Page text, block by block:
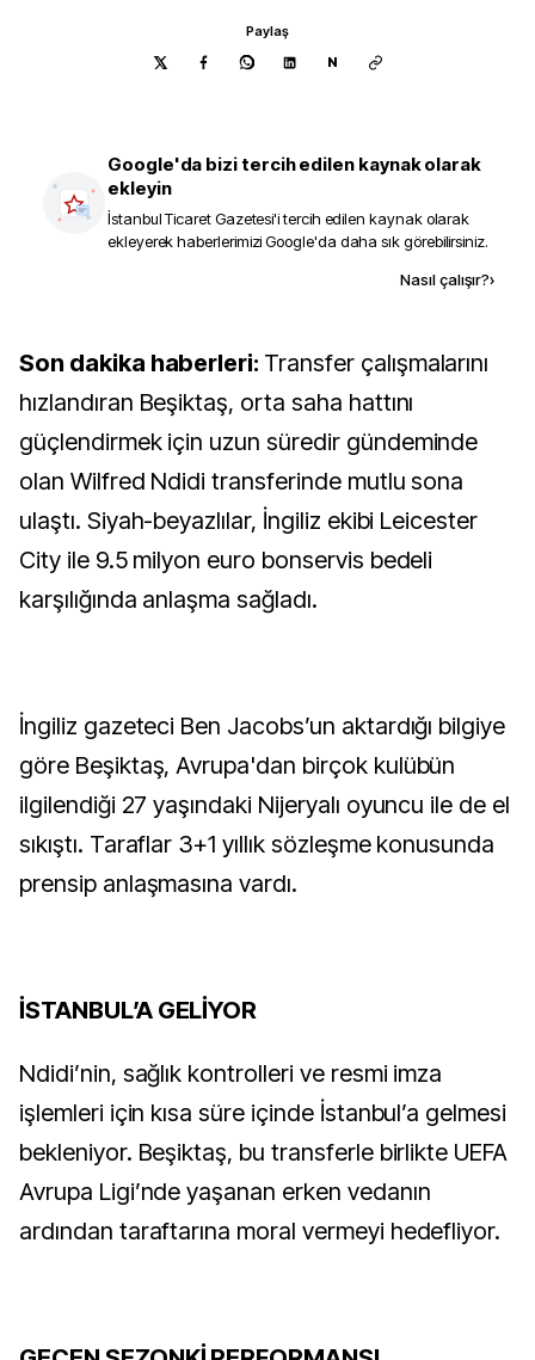
Paylaş
N
Google'da bizi tercih edilen kaynak olarak
ekleyin
İstanbul Ticaret Gazetesi'i tercih edilen kaynak olarak
ekleyerek haberlerimizi Google'da daha sık görebilirsiniz.
Nasıl çalışır?›
Son dakika haberleri: Transfer çalışmalarını
hızlandıran Beşiktaş, orta saha hattını
güçlendirmek için uzun süredir gündeminde
olan Wilfred Ndidi transferinde mutlu sona
ulaştı. Siyah-beyazlılar, İngiliz ekibi Leicester
City ile 9.5 milyon euro bonservis bedeli
karşılığında anlaşma sağladı.
İngiliz gazeteci Ben Jacobs’un aktardığı bilgiye
göre Beşiktaş, Avrupa'dan birçok kulübün
ilgilendiği 27 yaşındaki Nijeryalı oyuncu ile de el
sıkıştı. Taraflar 3+1 yıllık sözleşme konusunda
prensip anlaşmasına vardı.
İSTANBUL’A GELİYOR
Ndidi’nin, sağlık kontrolleri ve resmi imza
işlemleri için kısa süre içinde İstanbul’a gelmesi
bekleniyor. Beşiktaş, bu transferle birlikte UEFA
Avrupa Ligi’nde yaşanan erken vedanın
ardından taraftarına moral vermeyi hedefliyor.